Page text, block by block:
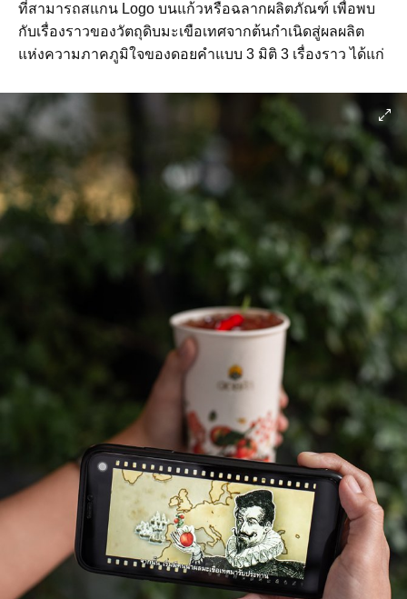
ที่สามารถสแกน Logo บนแก้วหรือฉลากผลิตภัณฑ์ เพื่อพบ
กับเรื่องราวของวัตถุดิบมะเขือเทศจากต้นกำเนิดสู่ผลผลิต
แห่งความภาคภูมิใจของดอยคำแบบ 3 มิติ 3 เรื่องราว ได้แก่